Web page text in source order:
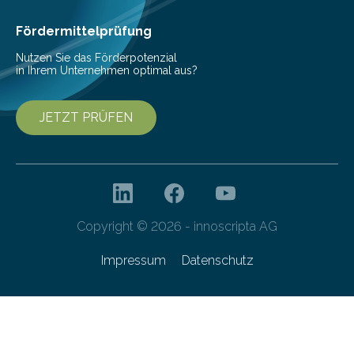
Fördermittelprüfung
Nutzen Sie das Förderpotenzial
in Ihrem Unternehmen optimal aus?
JETZT PRÜFEN
Copyright © 2026 - innoscripta AG
Impressum Datenschutz